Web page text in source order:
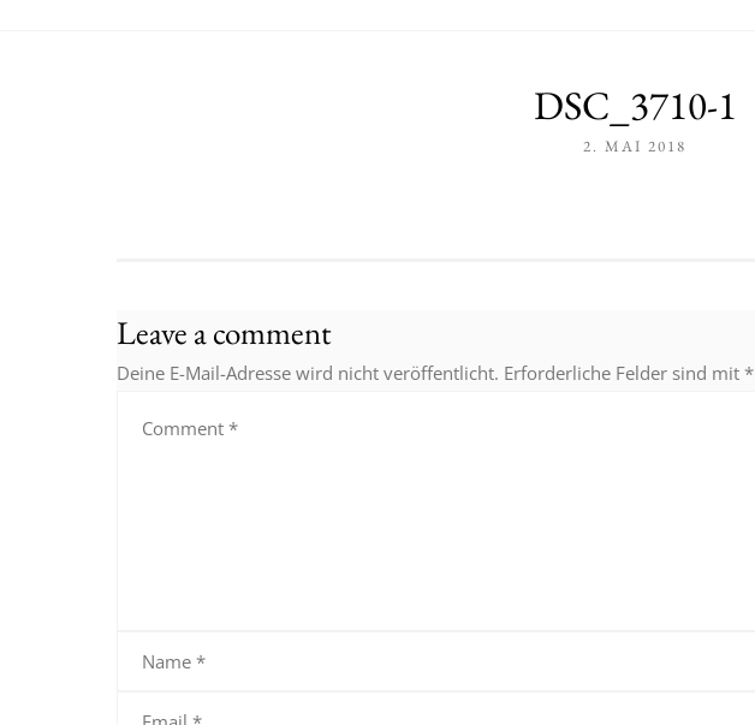
DSC_3710-1
2. MAI 2018
Leave a comment
Deine E-Mail-Adresse wird nicht veröffentlicht. Erforderliche Felder sind mit *